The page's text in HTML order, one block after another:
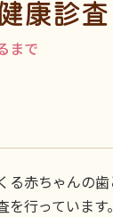
康診査
まで
る赤ちゃんの
行っています。